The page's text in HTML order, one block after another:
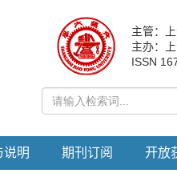
主管：
主办：
ISSN
说明 期刊订阅 开放